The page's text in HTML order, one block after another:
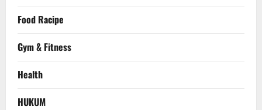
Food Racipe
Gym & Fitness
Health
HUKUM